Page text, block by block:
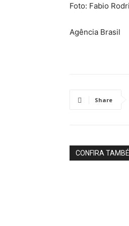
Foto: Fabio
Agência Brasil
Share
CONFIRA